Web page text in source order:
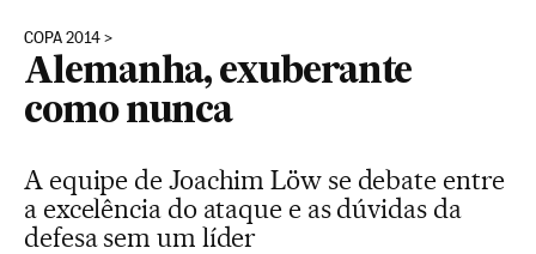
COPA 2014
Alemanha, exuberante
como nunca
A equipe de Joachim Löw se debate entre
a excelência do ataque e as dúvidas da
defesa sem um líder